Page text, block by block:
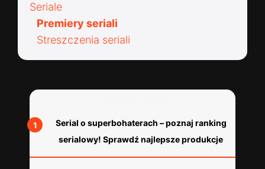
Seriale
Premiery seriali
Streszczenia seriali
Serial o superbohaterach – poznaj ranking
serialowy! Sprawdź najlepsze produkcje